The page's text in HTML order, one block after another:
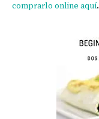
comprarlo online aquí.